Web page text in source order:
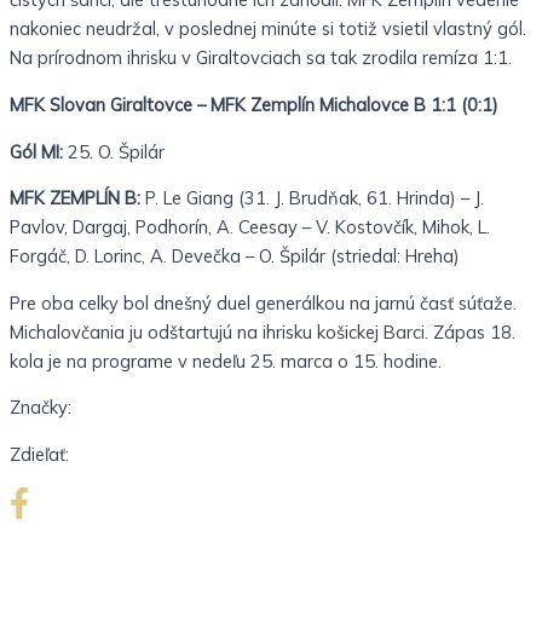
nakoniec neudržal, v poslednej minúte si totiž vsietil vlastný gól.
Na prírodnom ihrisku v Giraltovciach sa tak zrodila remíza 1:1.
MFK Slovan Giraltovce – MFK Zemplín Michalovce B 1:1 (0:1)
Gól MI: 25. O. Špilár
MFK ZEMPLÍN B: P. Le Giang (31. J. Brudňak, 61. Hrinda) – J.
Pavlov, Dargaj, Podhorín, A. Ceesay – V. Kostovčík, Mihok, L.
Forgáč, D. Lorinc, A. Devečka – O. Špilár (striedal: Hreha)
Pre oba celky bol dnešný duel generálkou na jarnú časť súťaže.
Michalovčania ju odštartujú na ihrisku košickej Barci. Zápas 18.
kola je na programe v nedeľu 25. marca o 15. hodine.
Značky:
Zdieľať: